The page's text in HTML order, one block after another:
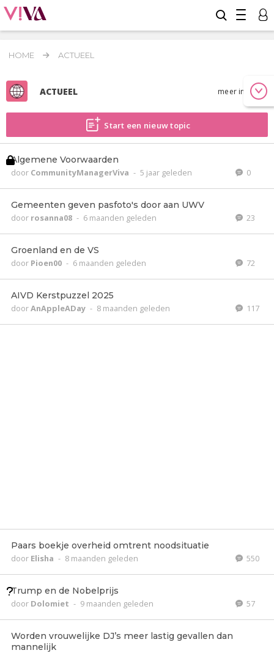
HOME ACTUEEL
ACTUEEL meer info
Start een nieuw topic
Algemene Voorwaarden
door CommunityManagerViva - 5 jaar geleden 0
Gemeenten geven pasfoto's door aan UWV
door rosanna08 - 6 maanden geleden 23
Groenland en de VS
door Pioen00 - 6 maanden geleden 72
AIVD Kerstpuzzel 2025
doorAnAppleADay - 8 maanden geleden 117
Paars boekje overheid omtrent noodsituatie
door Elisha - 8 maanden geleden 550
Trump en de Nobelprijs
door Dolomiet - 9 maanden geleden 57
Worden vrouwelijke DJ’s meer lastig gevallen dan
mannelijk